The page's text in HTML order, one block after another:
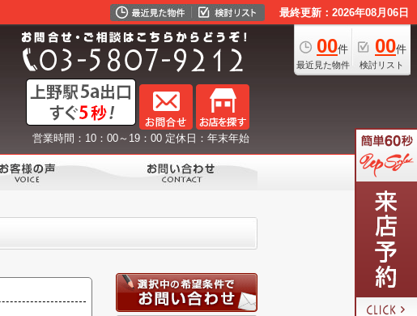
最終更新：2026年08月06日
00件
最近見た物件
00件
検討リスト
営業時間：10：00～19：00 定休日：年末年始